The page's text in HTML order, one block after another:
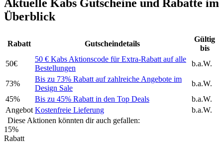
Aktuelle Kabs Gutscheine und Rabatte im
Überblick
Rabatt Gutscheindetails
Gültig
bis
50€
50 € Kabs Aktionscode für Extra-Rabatt auf alle
Bestellungen
b.a.W.
73%
Bis zu 73% Rabatt auf zahlreiche Angebote im
Design Sale
b.a.W.
45%
Bis zu 45% Rabatt in den Top Deals
b.a.W.
Angebot Kostenfreie Lieferung
b.a.W.
Diese Aktionen könnten dir auch gefallen:
15%
Rabatt